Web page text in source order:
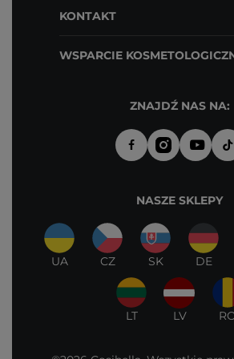
KONTAKT
WSPARCIE
ZNAJDŹ NAS NA:
NASZE SKLEPY
UA CZ SK DE
LT LV